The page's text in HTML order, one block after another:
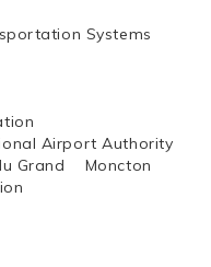
Systems
Airport Authority
Grand Moncton